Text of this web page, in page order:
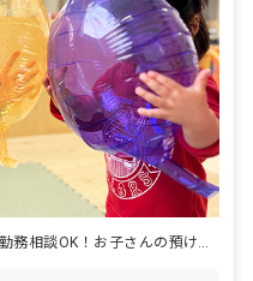
8名 5歳児クラス 9名 ■
の基礎を築いていく「保
やスキルをつけ自信や意欲
「教育」。カラーズでは両
よく融合しながら、自由に
ごすことができる環境づく
ています。また、英語保育
リキュラムを通して可能性
手助けを行なっています。
を大切にしながら様々な活動
のではなく英語やダンスな育休取得率100％・時短勤務相談OK！お子さんの預け入れ相談も可能